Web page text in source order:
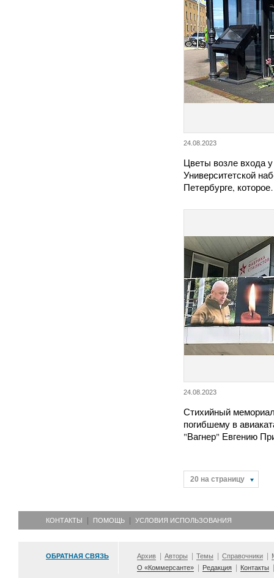
24.08.2023
Цветы возле входа
Университетской
Петербурге,
24.08.2023
Стихийный
погибшему в
"Вагнер" Евгению
20 на страницу
КОНТАКТЫ ПОМОЩЬ УСЛОВИЯ ИСПОЛЬЗОВАНИЯ
ОБРАТНАЯ СВЯЗЬ Архив Авторы Темы Справочники
О «Коммерсанте»
Редакция Контакты